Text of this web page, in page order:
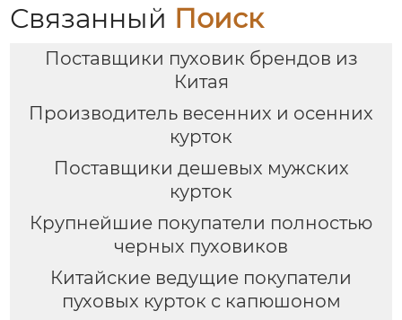
Связанный Поиск
Поставщики пуховик брендов из
Китая
Производитель весенних и осенних
курток
Поставщики дешевых мужских
курток
Крупнейшие покупатели полностью
черных пуховиков
Китайские ведущие покупатели
пуховых курток с капюшоном